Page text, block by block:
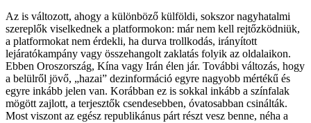
Az is változott, ahogy a különböző külföldi, sokszor nagyhatalmi
szereplők viselkednek a platformokon: már nem kell rejtőzködniük,
a platformokat nem érdekli, ha durva trollkodás, irányított
lejáratókampány vagy összehangolt zaklatás folyik az oldalaikon.
Ebben Oroszország, Kína vagy Irán élen jár. További változás, hogy
a belülről jövő, „hazai” dezinformáció egyre nagyobb mértékű és
egyre inkább jelen van. Korábban ez is sokkal inkább a színfalak
mögött zajlott, a terjesztők csendesebben, óvatosabban csinálták.
Most viszont az egész republikánus párt részt vesz benne, néha a